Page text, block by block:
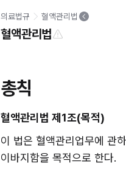
의료법규 혈액관리법
혈액관리법
총칙
혈액관리법 제1조(목적)
이 법은 혈액관리업무에 관
이바지함을 목적으로 한다.